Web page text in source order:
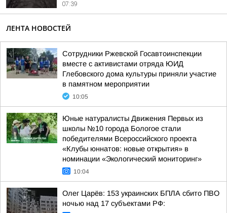
07:39
ЛЕНТА НОВОСТЕЙ
Сотрудники Ржевской Госавтоинспекции
вместе с активистами отряда ЮИД
Глебовского дома культуры приняли участие
в памятном мероприятии
10:05
Юные натуралисты Движения Первых из
школы №10 города Бологое стали
победителями Всероссийского проекта
«Клубы юннатов: новые открытия» в
номинации «Экологический мониторинг»
10:04
Олег Царёв: 153 украинских БПЛА сбито ПВО
ночью над 17 субъектами РФ: